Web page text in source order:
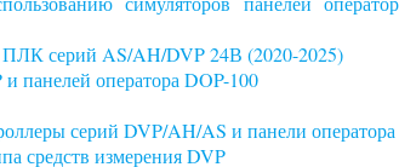
ПЛК серий AS/AH/DVP 24В (2020-2025)
оператора DOP-100
серий DVP/AH/AS и панели
средств измерения DVP